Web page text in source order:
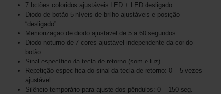
7 botões coloridos ajustáveis ​​LED + LED desligado.
Diodo de botão 5 níveis de brilho ajustáveis ​​e posição
“desligado”.
Memorização de diodo ajustável de 5 a 60 segundos.
Diodo noturno de 7 cores ajustável independente da cor do
botão.
Sinal específico da tecla de retorno (som e luz).
Repetição específica do sinal da tecla de retorno: 0 – 5 vezes
ajustável.
Silêncio temporário para ajuste dos pêndulos: 0 – 150 seg.